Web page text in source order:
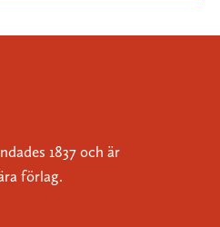
1837 och är
förlag.